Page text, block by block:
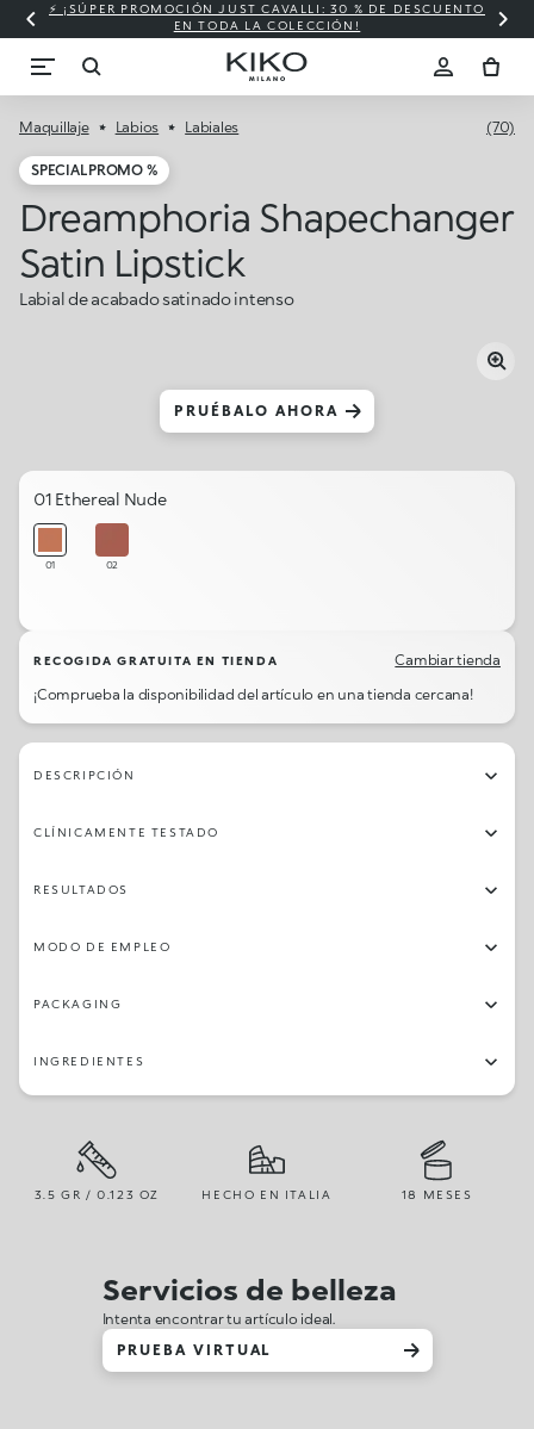
⚡ ¡SÚPER PROMOCIÓN JUST CAVALLI: 30 % DE DESCUENTO
EN TODA LA COLECCIÓN!
Maquillaje Labios Labiales (70)
SPECIAL PROMO %
Dreamphoria Shapechanger
Satin Lipstick
Labial de acabado satinado intenso
PRUÉBALO AHORA
01 Ethereal Nude
01 02
RECOGIDA GRATUITA EN TIENDA
Cambiar tienda
¡Comprueba la disponibilidad del artículo en una tienda cercana!
DESCRIPCIÓN
CLÍNICAMENTE TESTADO
RESULTADOS
MODO DE EMPLEO
PACKAGING
INGREDIENTES
3.5 GR / 0.123 OZ HECHO EN ITALIA 18 MESES
Servicios de belleza
Intenta encontrar tu artículo ideal.
PRUEBA VIRTUAL